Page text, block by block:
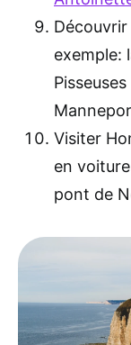
exemple:
Visiter
en
pont de